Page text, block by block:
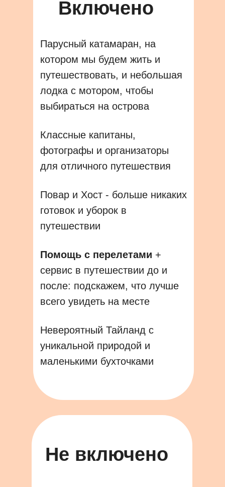
Включено
Парусный катамаран, на
котором мы будем жить и
путешествовать, и небольшая
лодка с мотором, чтобы
выбираться на острова
Классные капитаны,
фотографы и организаторы
для отличного путешествия
Повар и Хост - больше никаких
готовок и уборок в
путешествии
Помощь с перелетами +
сервис в путешествии до и
после: подскажем, что лучше
всего увидеть на месте
Невероятный Тайланд с
уникальной природой и
маленькими бухточками
Не включено